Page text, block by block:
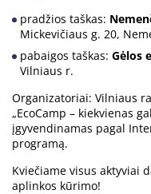
pradžios taškas:
Mickevičiaus g. 20,
pabaigos taškas: Gėlos
Vilniaus r.
Organizatoriai: Vilniaus
„EcoCamp – kiekvienas
įgyvendinamas pagal
programą.
Kviečiame visus aktyviai
aplinkos kūrimo!